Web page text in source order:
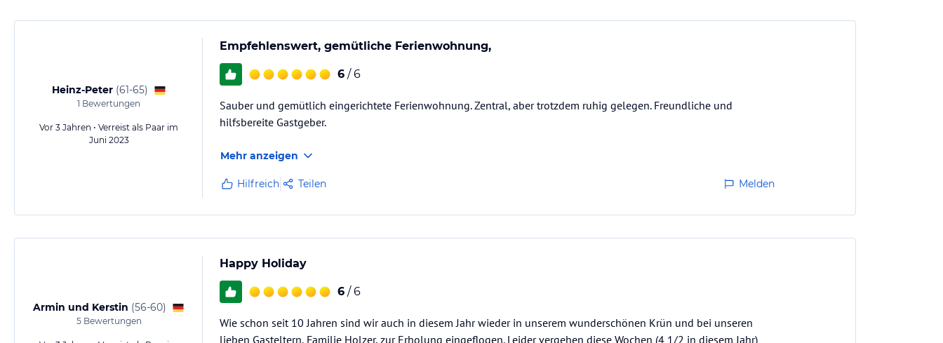
Heinz-Peter (61-65)
1 Bewertungen
Vor 3 Jahren • Verreist als Paar im
Juni 2023
Empfehlenswert, gemütliche Ferienwohnung,
6 / 6
Sauber und gemütlich eingerichtete Ferienwohnung. Zentral, aber trotzdem ruhig gelegen. Freundliche und
hilfsbereite Gastgeber.
Mehr anzeigen
Hilfreich Teilen Melden
Armin und Kerstin (56-60)
5Bewertungen
Happy Holiday
6 / 6
Wie schon seit 10 Jahren sind wir auch in diesem Jahr wieder in unserem wunderschönen Krün und bei unseren
lieben Gasteltern, Familie Holzer, zur Erholung eingeflogen. Leider vergehen diese Wochen (4 1/2 in diesem Jahr)